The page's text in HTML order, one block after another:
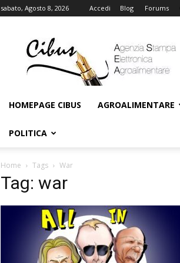
sabato, Agosto 8, 2026 Accedi Blog Forums
Online
HOMEPAGE CIBUS AGROALIMENTARE
POLITICA
Home Tags War
Tag: war